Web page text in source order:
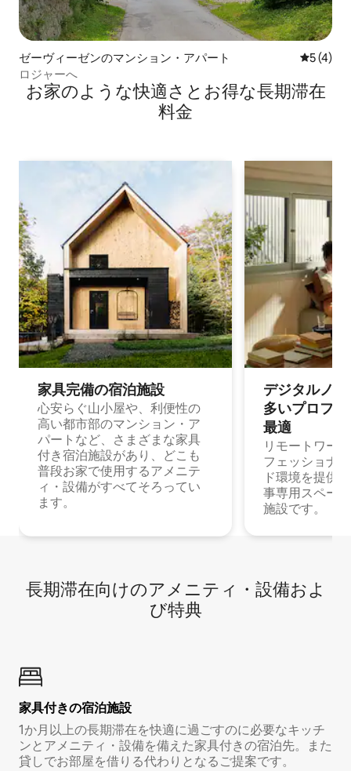
ゼーヴィーゼンのマンション・アパート レビュー
5 (4)
ロジャーへ
お家のような快⁠適⁠さ⁠とお⁠得⁠な長⁠期⁠滞⁠在
料⁠金
家具完備の宿⁠泊⁠施⁠設
心安らぐ山小屋や、利便性の
高い都市部のマンション・ア
パートなど、さまざまな家具
付き宿泊施設があり、どこも
普段お家で使用するアメニテ
ィ・設備がすべてそろってい
ます。
デジタルノ
多⁠いプ⁠ロ⁠フ⁠
最⁠適
リモートワー
フェッショナ
ド環境を提供
事専用スペー
施設です。
長期滞在向け⁠のア⁠メ⁠ニ⁠テ⁠ィ⁠・設⁠備⁠およ
び特⁠典
家具付き⁠の宿⁠泊⁠施⁠設
1か月以上の長期滞在を快適に過ごすのに必要なキッチ
ンとアメニティ・設備を備えた家具付きの宿泊先。また
貸しでお部屋を借りる代わりとなるご提案です。